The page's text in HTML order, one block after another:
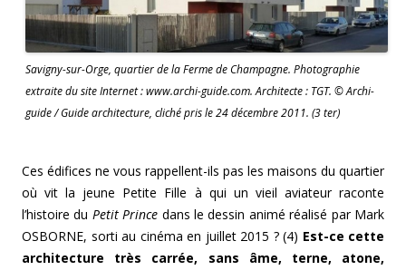
Savigny-sur-Orge, quartier de la Ferme de Champagne. Photographie
extraite du site Internet : www.archi-guide.com. Architecte : TGT. © Archi-
guide / Guide architecture, cliché pris le 24 décembre 2011. (3 ter)
Ces édifices ne vous rappellent-ils pas les maisons du quartier
où vit la jeune Petite Fille à qui un vieil aviateur raconte
l’histoire du Petit Prince dans le dessin animé réalisé par Mark
OSBORNE, sorti au cinéma en juillet 2015 ? (4) Est-ce cette
architecture très carrée, sans âme, terne, atone,